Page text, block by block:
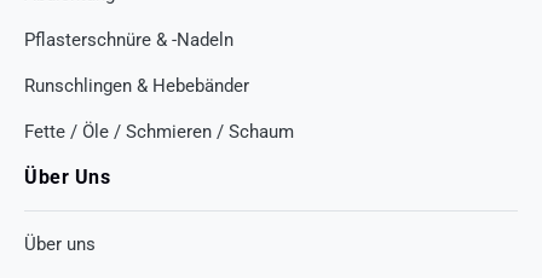
Pflasterschnüre & -Nadeln
Runschlingen & Hebebänder
Fette / Öle / Schmieren / Schaum
Über Uns
Über uns